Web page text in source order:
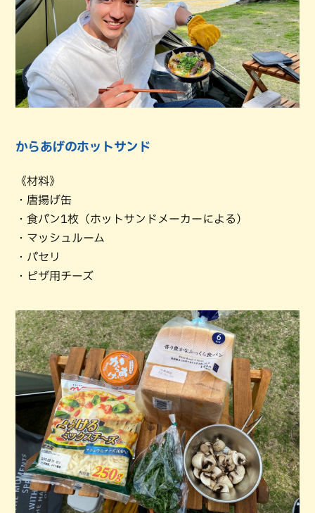
からあげのホットサンド
《材料》
・唐揚げ缶
・食パン1枚（ホットサンドメーカーによる）
・マッシュルーム
・パセリ
・ピザ用チーズ